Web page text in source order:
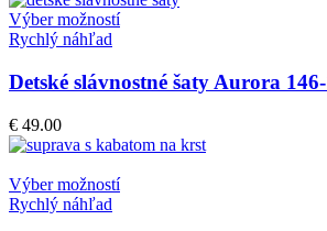
Výber možností
Rychlý náhľad
Detské slávnostné šaty Aurora
€ 49.00
Výber možností
Rychlý náhľad